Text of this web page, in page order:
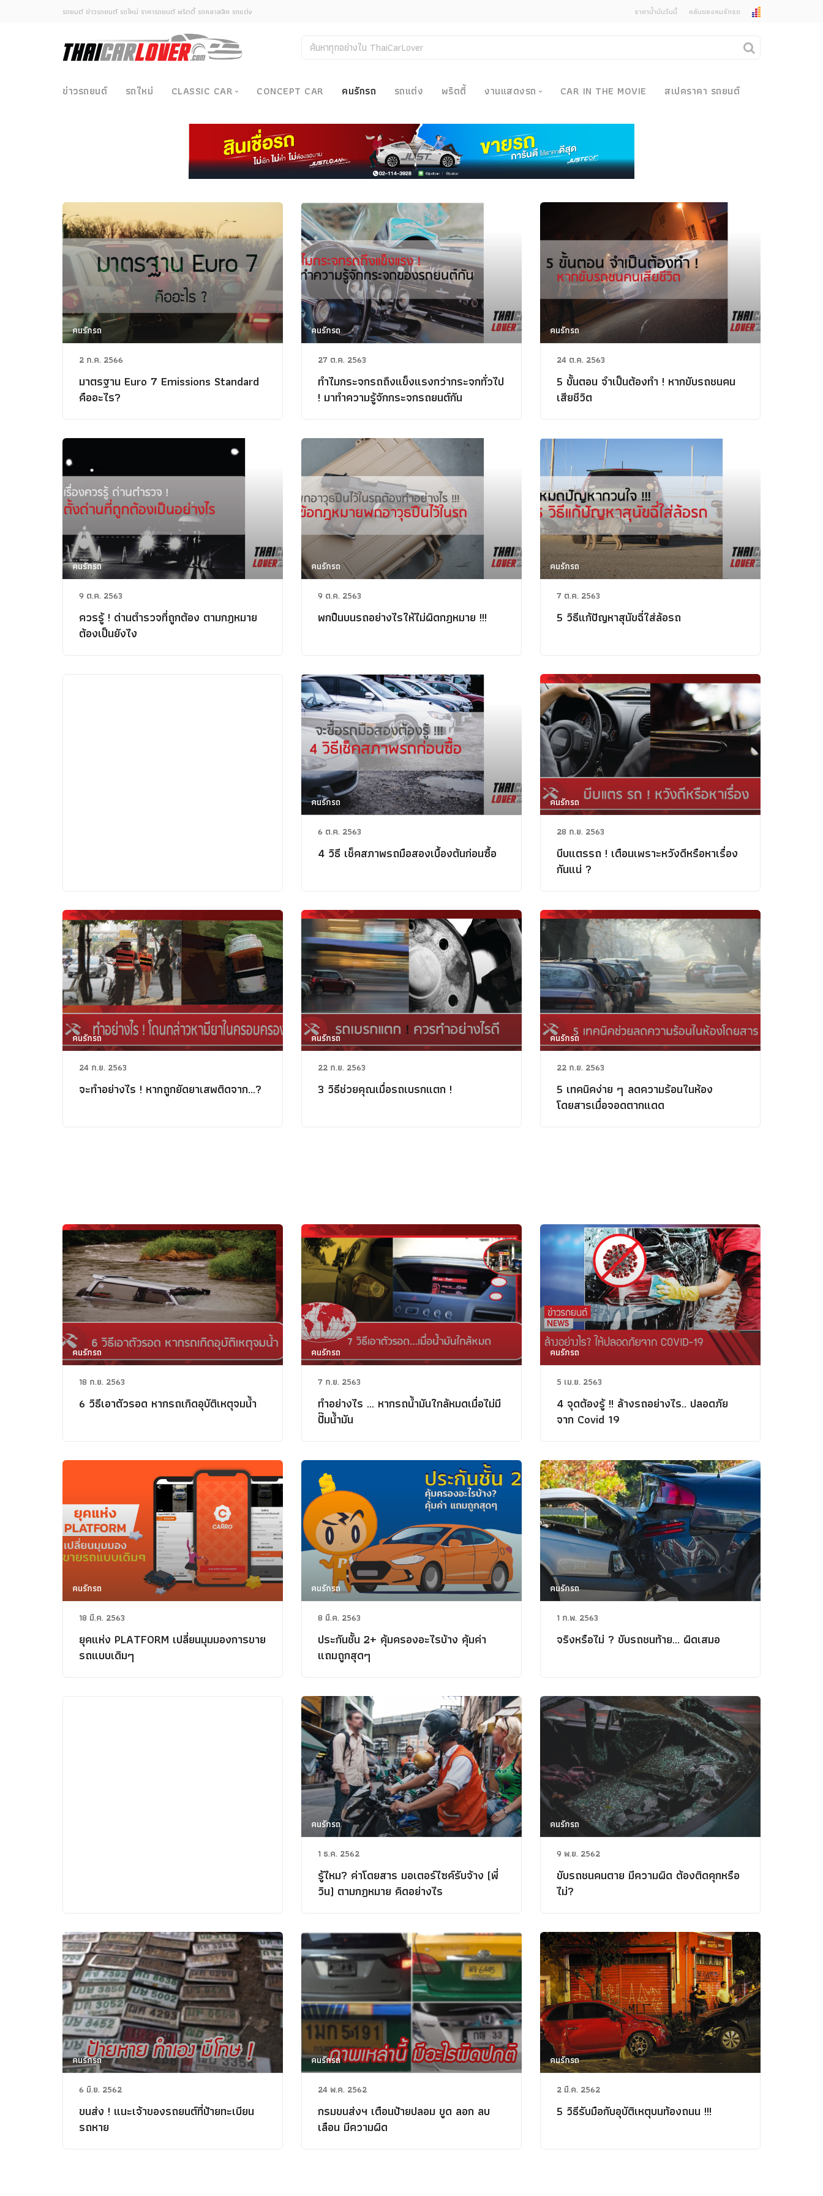
คุณต้องการยกเลิกการแจ้งเตือนข่าวสารเมื่อมีการ
รถยนต์ ข่าวรถยนต์ รถใหม่ ราคารถยนต์ พริตตี้ รถคลาสสิค รถแต่ง ราคาน้ำมันวันนี้ คลับของคนรักรถ
ข่าวรถยนต์
ข่าวรถยนต์ รถใหม่ CLASSIC CAR
Classic Car
ซามูไรวินเทจ-ญี่ปุ่น
CONCEPT CAR คนรักรถ รถแต่ง พริตตี้ งานแสดงรถ
งานแสดงรถ
Bangkok Motor Bike Festival
Motor Show
Supercar & Import Car Show
CAR IN THE MOVIE สเปคราคา รถยนต์
คนรักรถ
2 ก.ค. 2566
มาตรฐาน Euro 7 Emissions Standard
คืออะไร?
คนรักรถ
27 ต.ค. 2563
ทำไมกระจกรถถึงแข็งแรงกว่ากระจกทั่วไป
! มาทำความรู้จักกระจกรถยนต์กัน
คนรักรถ
24 ต.ค. 2563
5 ขั้นตอน จำเป็นต้องทำ ! หากขับรถชนคน
เสียชีวิต
คนรักรถ
9 ต.ค. 2563
ควรรู้ ! ด่านตำรวจที่ถูกต้อง ตามกฎหมาย
ต้องเป็นยังไง
คนรักรถ
9 ต.ค. 2563
พกปืนบนรถอย่างไรให้ไม่ผิดกฎหมาย !!!
คนรักรถ
7 ต.ค. 2563
5 วิธีแก้ปัญหาสุนัขฉี่ใส่ล้อรถ
คนรักรถ
6 ต.ค. 2563
4 วิธี เช็คสภาพรถมือสองเบื้องต้นก่อนซื้อ
คนรักรถ
28 ก.ย. 2563
บีบแตรรถ ! เตือนเพราะหวังดีหรือหาเรื่อง
กันแน่ ?
คนรักรถ
24 ก.ย. 2563
จะทำอย่างไร ! หากถูกยัดยาเสพติดจาก...?
คนรักรถ
22 ก.ย. 2563
3 วิธีช่วยคุณเมื่อรถเบรกแตก !
คนรักรถ
22 ก.ย. 2563
5 เทคนิคง่าย ๆ ลดความร้อนในห้อง
โดยสารเมื่อจอดตากแดด
คนรักรถ
18 ก.ย. 2563
6 วิธีเอาตัวรอด หากรถเกิดอุบัติเหตุจมน้ำ
คนรักรถ
7 ก.ย. 2563
ทำอย่างไร … หากรถน้ำมันใกล้หมดเมื่อไม่มี
ปั๊มน้ำมัน
คนรักรถ
5 เม.ย. 2563
4 จุดต้องรู้ !! ล้างรถอย่างไร.. ปลอดภัย
จาก Covid 19
คนรักรถ
18 มี.ค. 2563
ยุคแห่ง PLATFORM เปลี่ยนมุมมองการขาย
รถแบบเดิมๆ
คนรักรถ
8 มี.ค. 2563
ประกันชั้น 2+ คุ้มครองอะไรบ้าง คุ้มค่า
แถมถูกสุดๆ
คนรักรถ
1 ก.พ. 2563
จริงหรือไม่ ? ขับรถชนท้าย... ผิดเสมอ
คนรักรถ
1 ธ.ค. 2562
รู้ไหม? ค่าโดยสาร มอเตอร์ไซค์รับจ้าง (พี่
วิน) ตามกฎหมาย คิดอย่างไร
คนรักรถ
9 พ.ย. 2562
ขับรถชนคนตาย มีความผิด ต้องติดคุกหรือ
ไม่?
คนรักรถ
6 มิ.ย. 2562
ขนส่ง ! แนะเจ้าของรถยนต์ที่ป้ายทะเบียน
รถหาย
คนรักรถ
24 พ.ค. 2562
กรมขนส่งฯ เตือนป้ายปลอม ขูด ลอก ลบ
เลือน มีความผิด
คนรักรถ
2 มี.ค. 2562
5 วิธีรับมือกับอุบัติเหตุบนท้องถนน !!!